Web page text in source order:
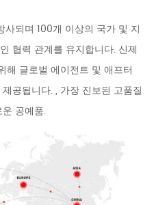
되며 100개 이상의 국가 및 지
협력 관계를 유지합니다. 신제
해 글로벌 에이전트 및 애프터
공됩니다. , 가장 진보된 고품질
공예품.